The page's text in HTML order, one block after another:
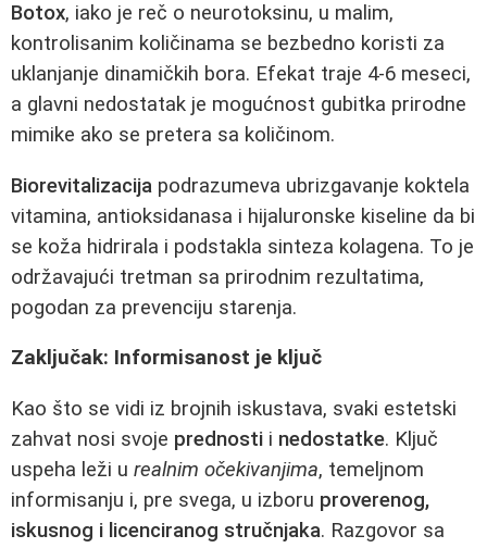
Botox, iako je reč o neurotoksinu, u malim,
kontrolisanim količinama se bezbedno koristi za
uklanjanje dinamičkih bora. Efekat traje 4-6 meseci,
a glavni nedostatak je mogućnost gubitka prirodne
mimike ako se pretera sa količinom.
Biorevitalizacija podrazumeva ubrizgavanje koktela
vitamina, antioksidanasa i hijaluronske kiseline da bi
se koža hidrirala i podstakla sinteza kolagena. To je
održavajući tretman sa prirodnim rezultatima,
pogodan za prevenciju starenja.
Zaključak: Informisanost je ključ
Kao što se vidi iz brojnih iskustava, svaki estetski
zahvat nosi svoje prednosti i nedostatke. Ključ
uspeha leži u realnim očekivanjima, temeljnom
informisanju i, pre svega, u izboru proverenog,
iskusnog i licenciranog stručnjaka. Razgovor sa